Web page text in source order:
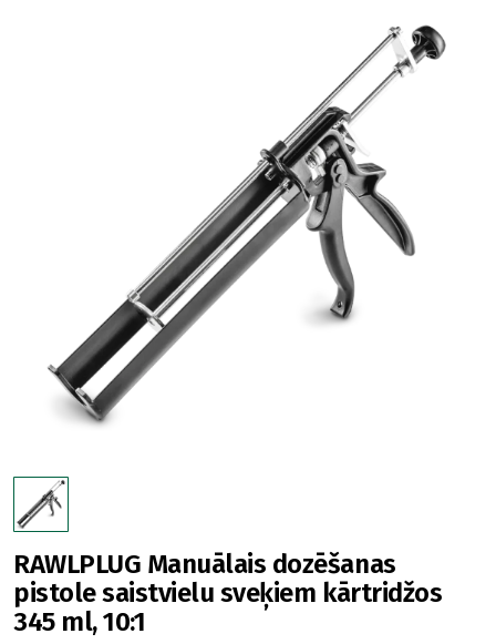
RAWLPLUG Manuālais dozēšanas
pistole saistvielu sveķiem kārtridžos
345 ml, 10:1